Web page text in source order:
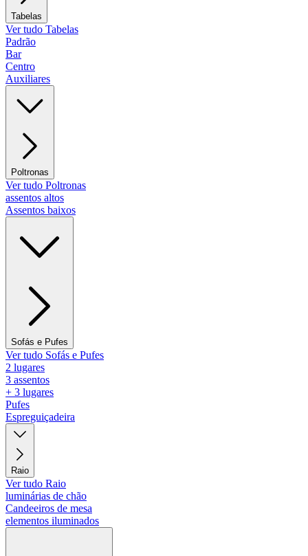
Tabelas
Ver tudo Tabelas
Padrão
Bar
Centro
Auxiliares
Poltronas
Ver tudo Poltronas
assentos altos
Assentos baixos
Sofás e Pufes
Ver tudo Sofás e Pufes
2 lugares
3 assentos
+ 3 lugares
Pufes
Espreguiçadeira
Raio
Ver tudo Raio
luminárias de chão
Candeeiros de mesa
elementos iluminados